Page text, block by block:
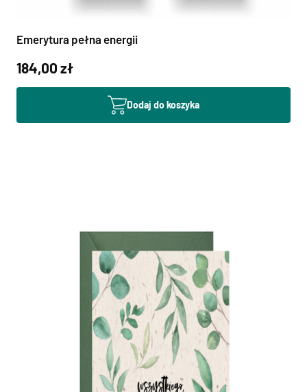
Emerytura pełna energii
184,00 zł
Dodaj do koszyka